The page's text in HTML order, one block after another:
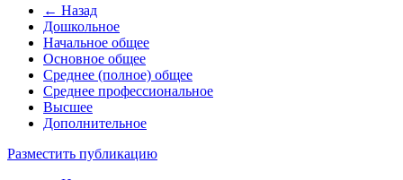
← Назад
Дошкольное
Начальное общее
Основное общее
Среднее (полное) общее
Среднее профессиональное
Высшее
Дополнительное
Разместить публикацию